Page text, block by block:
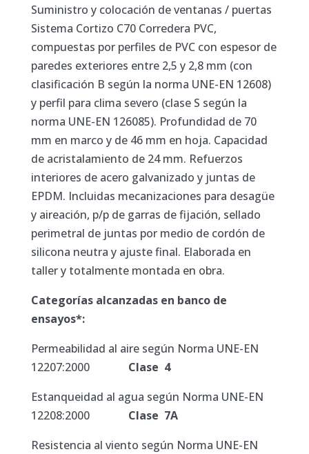
Suministro y colocación de ventanas / puertas
Sistema Cortizo C70 Corredera PVC,
compuestas por perfiles de PVC con espesor de
paredes exteriores entre 2,5 y 2,8 mm (con
clasificación B según la norma UNE-EN 12608)
y perfil para clima severo (clase S según la
norma UNE-EN 126085). Profundidad de 70
mm en marco y de 46 mm en hoja. Capacidad
de acristalamiento de 24 mm. Refuerzos
interiores de acero galvanizado y juntas de
EPDM. Incluidas mecanizaciones para desagüe
y aireación, p/p de garras de fijación, sellado
perimetral de juntas por medio de cordón de
silicona neutra y ajuste final. Elaborada en
taller y totalmente montada en obra.
Categorías alcanzadas en banco de
ensayos*:
Permeabilidad al aire según Norma UNE-EN
12207:2000 Clase 4
Estanqueidad al agua según Norma UNE-EN
12208:2000 Clase 7A
Resistencia al viento según Norma UNE-EN